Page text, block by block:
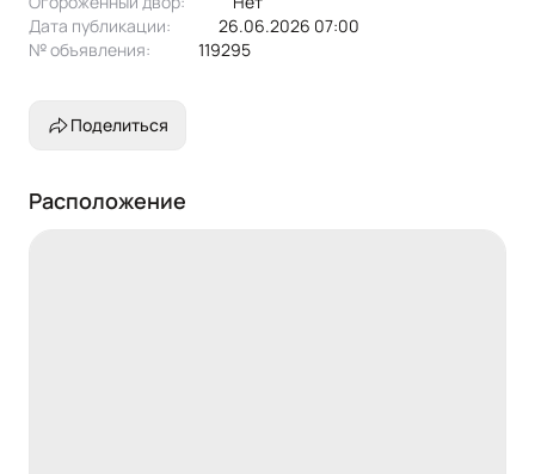
Дата публикации:
26.06.2026 07:00
№ объявления:
119295
Поделиться
Расположение